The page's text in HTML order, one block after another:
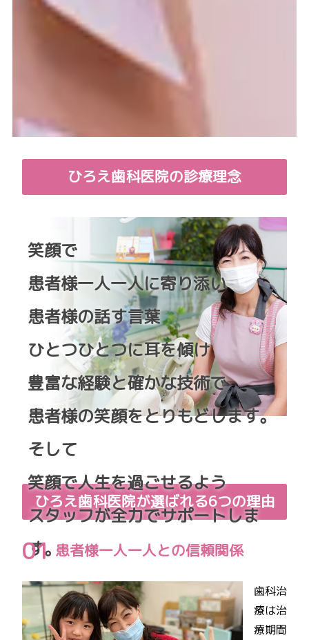
ひろえ歯科医院の診療理念
笑顔で
患者様一人一人に寄り添い
患者様の話す言葉
ひとつひとつに耳を傾け
豊富な経験と確かな技術で
患者様の笑顔をとりもどします。
そして
笑顔で人生を過ごせるよう
スタッフが全力でサポートしま
す。
ひろえ歯科医院が選ばれる6つの理由
患者様一人一人との信頼関係
歯科治
療は治
療期間